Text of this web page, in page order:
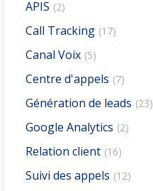
APIS (2)
Call Tracking (17)
Canal Voix (5)
Centre d'appels (7)
Génération de leads (23)
Google Analytics (2)
Relation client (16)
Suivi des appels (12)